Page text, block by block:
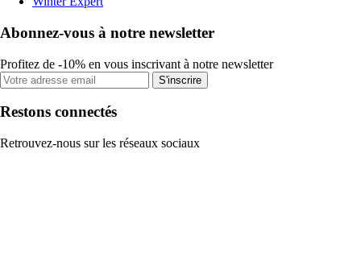
Abonnez-vous à notre newsletter
Profitez de -10% en vous inscrivant à notre newsletter
S'inscrire
Restons connectés
Retrouvez-nous sur les réseaux sociaux